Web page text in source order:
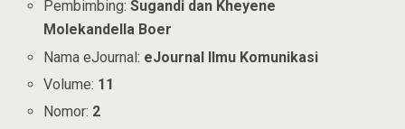
Pembimbing:Sugandi dan Kheyene
Molekandella Boer
Nama eJournal: eJournal Ilmu Komunikasi
Volume: 11
Nomor: 2